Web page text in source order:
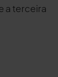
a terceira